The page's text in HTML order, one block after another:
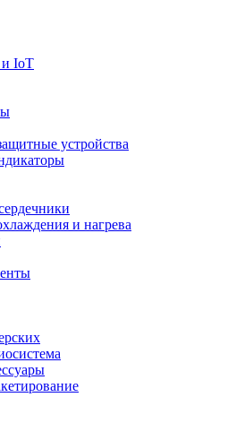
и IoT
устройства
и нагрева